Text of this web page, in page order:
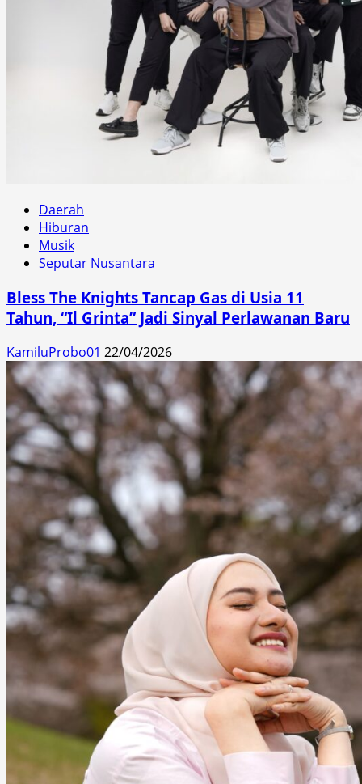
Daerah
Hiburan
Musik
Seputar Nusantara
Bless The Knights Tancap Gas di Usia 11
Tahun, “Il Grinta” Jadi Sinyal Perlawanan Baru
KamiluProbo01 22/04/2026